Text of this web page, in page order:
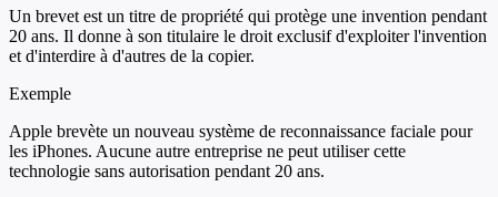
Un brevet est un titre de propriété qui protège une invention pendant
20 ans. Il donne à son titulaire le droit exclusif d'exploiter l'invention
et d'interdire à d'autres de la copier.
Exemple
Apple brevète un nouveau système de reconnaissance faciale pour
les iPhones. Aucune autre entreprise ne peut utiliser cette
technologie sans autorisation pendant 20 ans.